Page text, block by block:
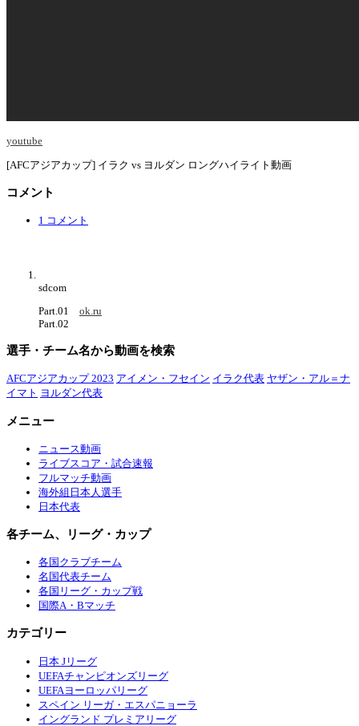
youtube
[AFCアジアカップ] イラク vs ヨルダン ロングハイライト動画
コメント
1 コメント
sdcom
Part.01 ok.ru
Part.02
選手・チーム名から動画を検索
AFCアジアカップ 2023 アイメン・フセイン イラク代表 ヤザン・アル＝ナ
イマト ヨルダン代表
メニュー
ニュース動画
ライブスコア・試合速報
フルマッチ動画
海外組日本人選手
日本代表
各チーム、リーグ・カップ
各国クラブチーム
名国代表チーム
各国リーグ・カップ戦
国際A・Bマッチ
カテゴリー
日本 Jリーグ
UEFAチャンピオンズリーグ
UEFAヨーロッパリーグ
スペイン リーガ・エスパニョーラ
イングランド プレミアリーグ